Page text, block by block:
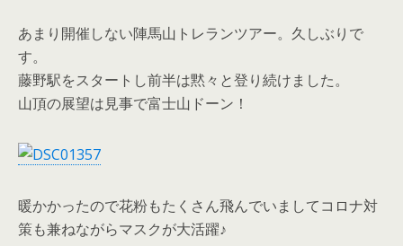
あまり開催しない陣馬山トレランツアー。久しぶりで
す。
藤野駅をスタートし前半は黙々と登り続けました。
山頂の展望は見事で富士山ドーン！
暖かかったので花粉もたくさん飛んでいましてコロナ対
策も兼ねながらマスクが大活躍♪